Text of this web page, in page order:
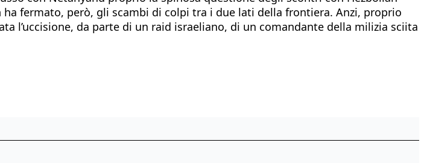
fermato, però, gli scambi di colpi tra i due lati della frontiera. Anzi, proprio
l’uccisione, da parte di un raid israeliano, di un comandante della milizia sciita